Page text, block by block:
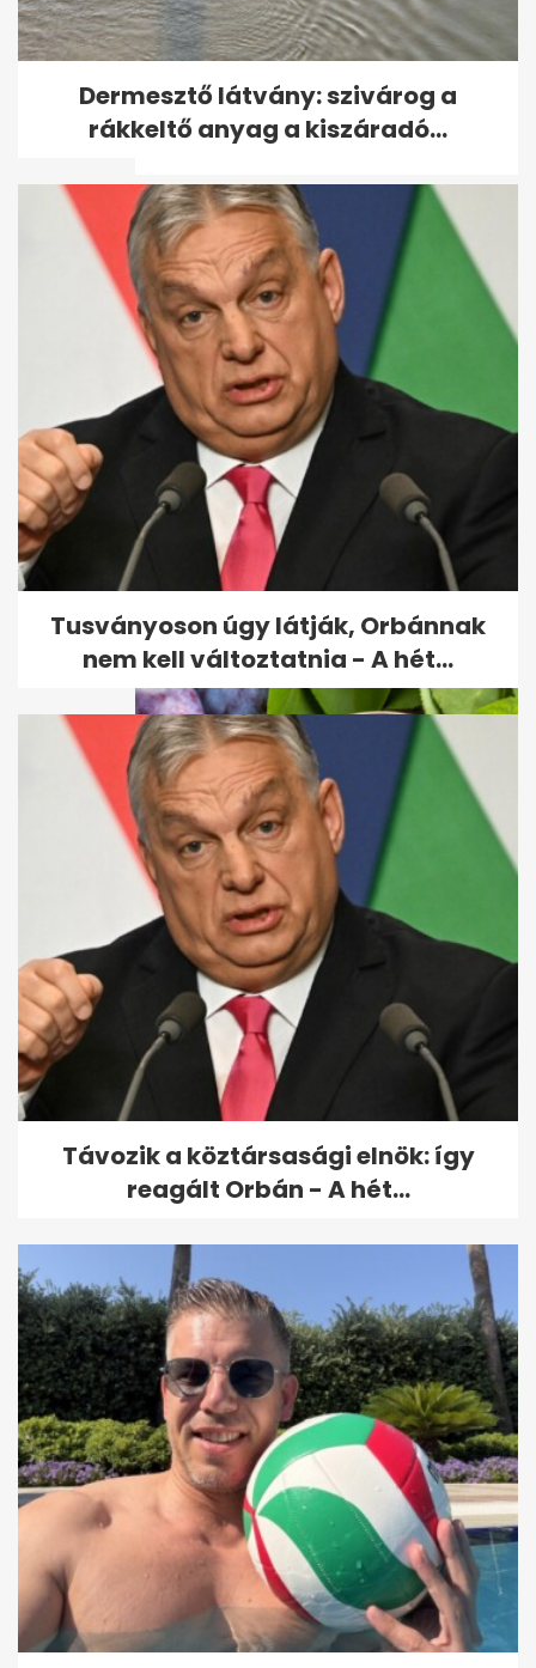
Aszályban is teremjen: így
válassz és nevelj gyümölcsfát
a...
Michelin-csillagos séf
mutatja: így lesz selymesen
krémes a...
Szilvalekvár a sütőből
kevergetés nélkül: sűrű,
selymes...
Dermesztő látvány: szivárog a
rákkeltő anyag a kiszáradó...
Tusványoson úgy látják, Orbánnak
nem kell változtatnia - A hét...
Távozik a köztársasági elnök: így
reagált Orbán - A hét...